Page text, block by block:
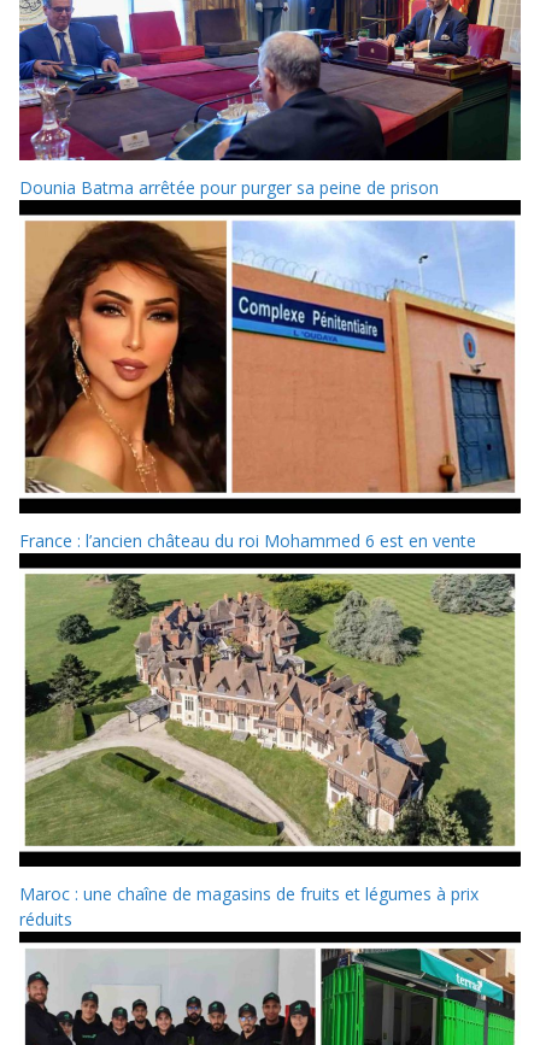
Dounia Batma arrêtée pour purger sa peine de prison
France : l’ancien château du roi Mohammed 6 est en vente
Maroc : une chaîne de magasins de fruits et légumes à prix
réduits